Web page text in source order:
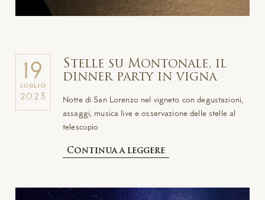
19
LUGLIO
2023
Stelle su Montonale, il
dinner party in vigna
Notte di San Lorenzo nel vigneto con degustazioni,
assaggi, musica live e osservazione delle stelle al
telescopio
Continua a leggere